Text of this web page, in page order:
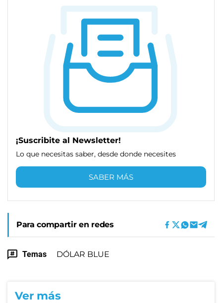
¡Suscribite al Newsletter!
Lo que necesitas saber, desde donde necesites
SABER MÁS
Para compartir en redes
Temas DÓLAR BLUE
Ver más